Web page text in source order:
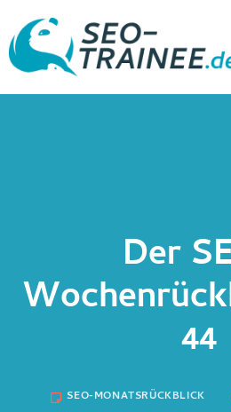
Der
44
SEO-MONATSRÜCKBLICK